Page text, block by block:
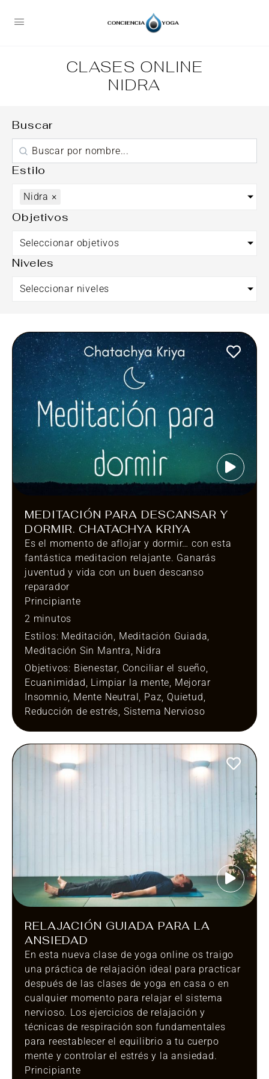
CLASES ONLINE
NIDRA
Buscar
Estilo
Nidra ×
Objetivos
Seleccionar objetivos
Niveles
Seleccionar niveles
MEDITACIÓN PARA DESCANSAR Y
DORMIR. CHATACHYA KRIYA
Es el momento de aflojar y dormir… con esta
fantástica meditacion relajante. Ganarás
juventud y vida con un buen descanso
reparador
Principiante
2 minutos
Estilos: Meditación Meditación Guiada
Meditación Sin Mantra Nidra
Objetivos: Bienestar, Conciliar el sueño
Ecuanimidad Limpiar la mente Mejorar
Insomnio Mente Neutral Paz Quietud
Reducción de estrés Sistema Nervioso
RELAJACIÓN GUIADA PARA LA
ANSIEDAD
En esta nueva clase de yoga online os traigo
una práctica de relajación ideal para practicar
después de las clases de yoga en casa o en
cualquier momento para relajar el sistema
nervioso. Los ejercicios de relajación y
técnicas de respiración son fundamentales
para reestablecer el equilibrio a tu cuerpo
mente y controlar el estrés y la ansiedad.
Principiante